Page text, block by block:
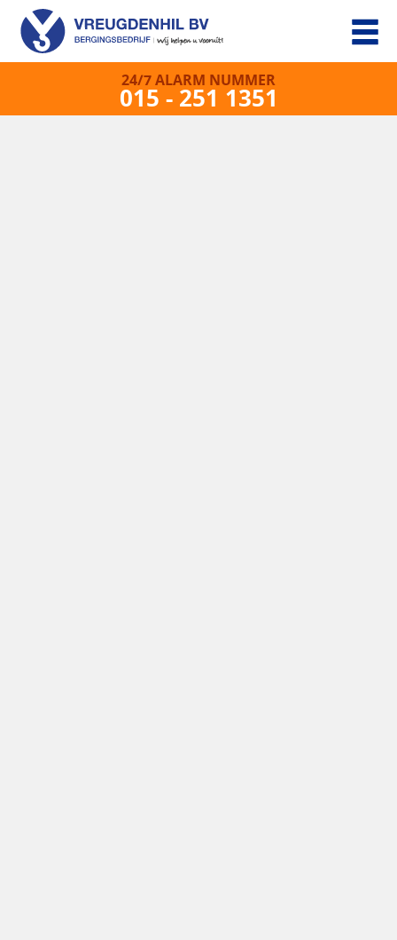
24/7 ALARM NUMMER
015 - 251 1351